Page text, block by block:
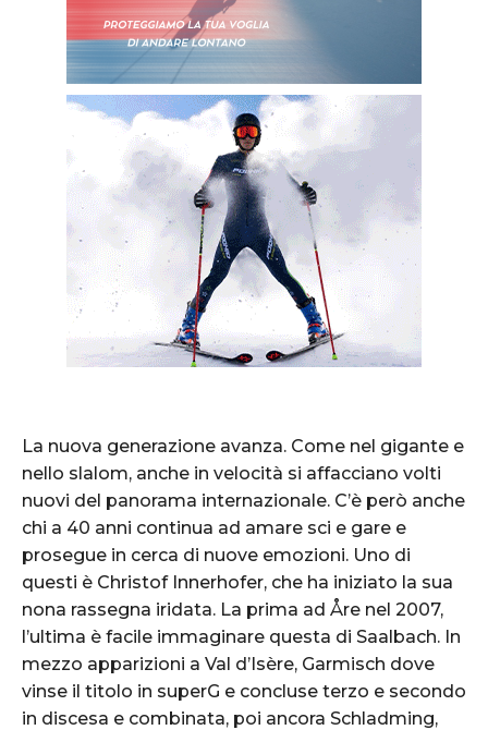
La nuova generazione avanza. Come nel gigante e
nello slalom, anche in velocità si affacciano volti
nuovi del panorama internazionale. C’è però anche
chi a 40 anni continua ad amare sci e gare e
prosegue in cerca di nuove emozioni. Uno di
questi è Christof Innerhofer, che ha iniziato la sua
nona rassegna iridata. La prima ad Åre nel 2007,
l’ultima è facile immaginare questa di Saalbach. In
mezzo apparizioni a Val d’Isère, Garmisch dove
vinse il titolo in superG e concluse terzo e secondo
in discesa e combinata, poi ancora Schladming,